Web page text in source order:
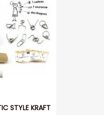
STYLE KRAFT